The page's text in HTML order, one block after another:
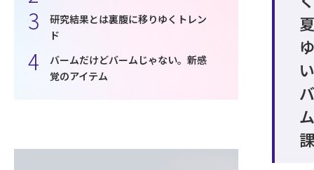
研究結果とは裏腹に移りゆくトレン
ド
バームだけどバームじゃない。新感
覚のアイテム